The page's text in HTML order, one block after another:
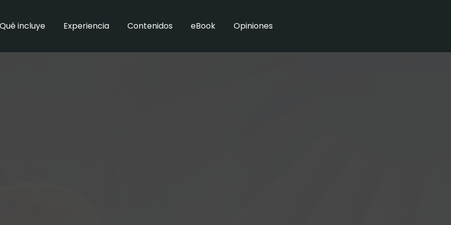
Qué incluye Experiencia Contenidos eBook Opiniones